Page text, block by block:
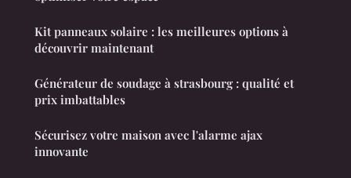
Kit panneaux solaire : les meilleures options à
découvrir maintenant
Générateur de soudage à strasbourg : qualité et
prix imbattables
Sécurisez votre maison avec l'alarme ajax
innovante